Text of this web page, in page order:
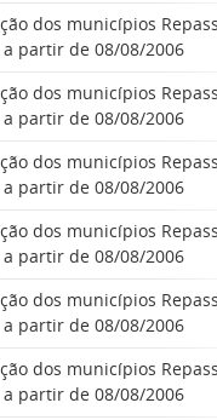
dos municípios
a partir de 08/08/2006
dos municípios
a partir de 08/08/2006
dos municípios
a partir de 08/08/2006
dos municípios
a partir de 08/08/2006
dos municípios
a partir de 08/08/2006
dos municípios
a partir de 08/08/2006